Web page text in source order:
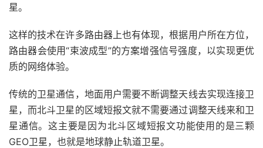
星。
这样的技术在许多路由器上也有体现，根据用户所在方位，
路由器会使用“束波成型”的方案增强信号强度，以实现更优
质的网络体验。
传统的卫星通信，地面用户需要不断调整天线去实现连接卫
星，而北斗卫星的区域短报文就不需要通过调整天线来和卫
星通信。这主要是因为北斗区域短报文功能使用的是三颗
GEO卫星，也就是地球静止轨道卫星。